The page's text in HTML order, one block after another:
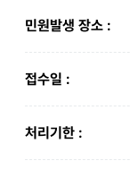
민원발생 장소 :
접수일 :
처리기한 :